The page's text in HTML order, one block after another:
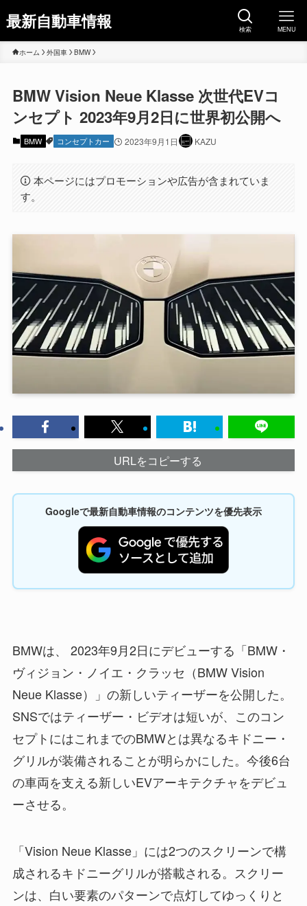
最新自動車情報 検索 MENU
ホーム 外国車 BMW
BMW Vision Neue Klasse 次世代EVコ
ンセプト 2023年9月2日に世界初公開へ
BMW コンセプトカー 2023年9月1日 KAZU
本ページにはプロモーションや広告が含まれていま
す。
URLをコピーする
Googleで最新自動車情報のコンテンツを優先表示
BMWは、 2023年9月2日にデビューする「BMW・
ヴィジョン・ノイエ・クラッセ（BMW Vision
Neue Klasse）」の新しいティーザーを公開した。
SNSではティーザー・ビデオは短いが、このコン
セプトにはこれまでのBMWとは異なるキドニー・
グリルが装備されることが明らかにした。今後6台
の車両を支える新しいEVアーキテクチャをデビュ
ーさせる。
「Vision Neue Klasse」には2つのスクリーンで構
成されるキドニーグリルが搭載される。スクリー
ンは、白い要素のパターンで点灯してゆっくりと